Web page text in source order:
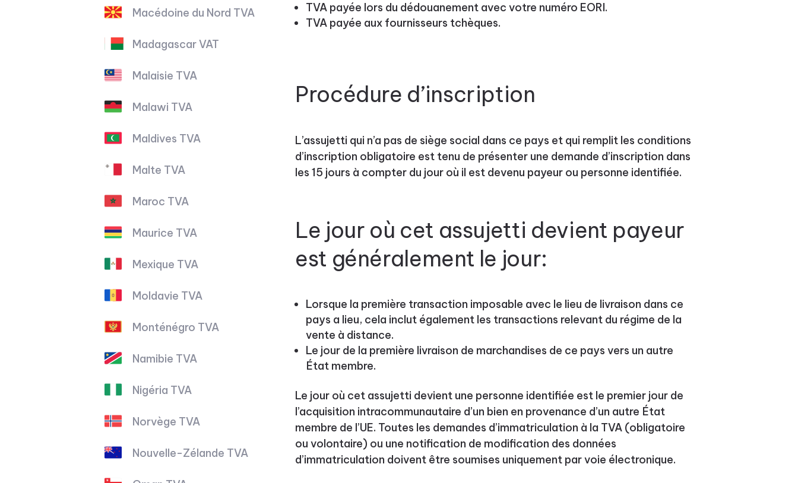
Macédoine du Nord TVA
Madagascar VAT
Malaisie TVA
Malawi TVA
Maldives TVA
Malte TVA
Maroc TVA
Maurice TVA
Mexique TVA
Moldavie TVA
Monténégro TVA
Namibie TVA
Nigéria TVA
Norvège TVA
Nouvelle-Zélande TVA
TVA payée lors du dédouanement avec votre numéro EORI.
TVA payée aux fournisseurs tchèques.
Procédure d’inscription
L’assujetti qui n’a pas de siège social dans ce pays et qui remplit les conditions
d’inscription obligatoire est tenu de présenter une demande d’inscription dans
les 15 jours à compter du jour où il est devenu payeur ou personne identifiée.
Le jour où cet assujetti devient payeur
est généralement le jour:
Lorsque la première transaction imposable avec le lieu de livraison dans ce
pays a lieu, cela inclut également les transactions relevant du régime de la
vente à distance.
Le jour de la première livraison de marchandises de ce pays vers un autre
État membre.
Le jour où cet assujetti devient une personne identifiée est le premier jour de
l’acquisition intracommunautaire d’un bien en provenance d’un autre État
membre de l’UE. Toutes les demandes d’immatriculation à la TVA (obligatoire
ou volontaire) ou une notification de modification des données
d’immatriculation doivent être soumises uniquement par voie électronique.